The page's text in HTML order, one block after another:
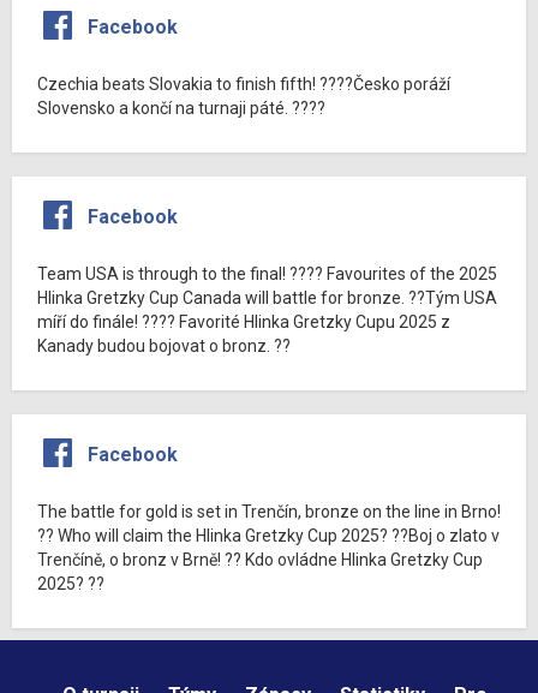
Facebook
Czechia beats Slovakia to finish fifth! ????Česko poráží
Slovensko a končí na turnaji páté. ????
Facebook
Team USA is through to the final! ???? Favourites of the 2025
Hlinka Gretzky Cup Canada will battle for bronze. ??Tým USA
míří do finále! ???? Favorité Hlinka Gretzky Cupu 2025 z
Kanady budou bojovat o bronz. ??
Facebook
The battle for gold is set in Trenčín, bronze on the line in Brno!
?? Who will claim the Hlinka Gretzky Cup 2025? ??Boj o zlato v
Trenčíně, o bronz v Brně! ?? Kdo ovládne Hlinka Gretzky Cup
2025? ??